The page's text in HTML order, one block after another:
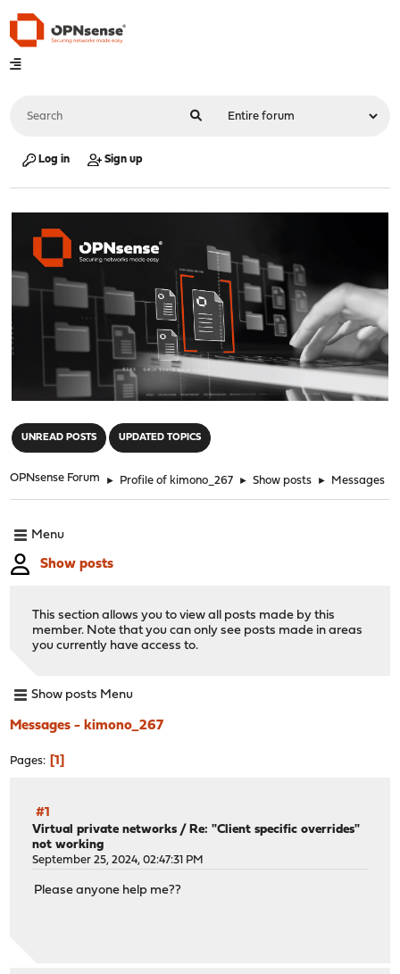
Log in Sign up
UNREAD POSTS UPDATED TOPICS
OPNsense Forum ► Profile of kimono_267 ► Show posts ► Messages
Menu
Show posts
This section allows you to view all posts made by this
member. Note that you can only see posts made in areas
you currently have access to.
Show posts Menu
Messages - kimono_267
Pages 1
#1
Virtual private networks / Re: "Client specific overrides"
not working
September 25, 2024, 02:47:31 PM
Please anyone help me??